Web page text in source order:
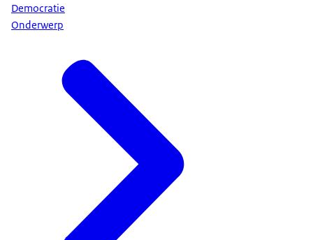
Democratie
Onderwerp